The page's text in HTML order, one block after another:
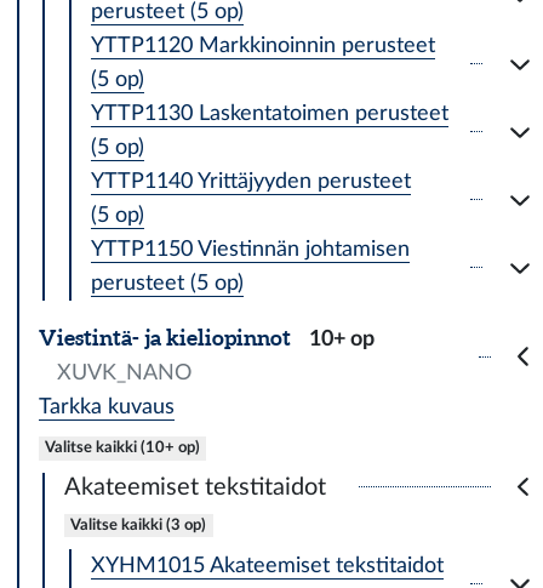
perusteet (5 op)
YTTP1120 Markkinoinnin perusteet
(5 op)
YTTP1130 Laskentatoimen perusteet
(5 op)
YTTP1140 Yrittäjyyden perusteet
(5 op)
YTTP1150 Viestinnän johtamisen
perusteet (5 op)
Viestintä- ja kieliopinnot
10+ op
XUVK_NANO
Tarkka kuvaus
Valitse kaikki (10+ op)
Akateemiset tekstitaidot
Valitse kaikki (3 op)
XYHM1015 Akateemiset tekstitaidot